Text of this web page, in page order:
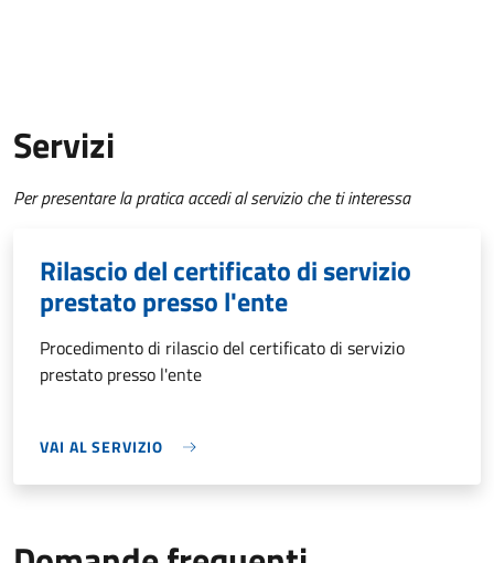
Servizi
Per presentare la pratica accedi al servizio che ti interessa
Rilascio del certificato di servizio
prestato presso l'ente
Procedimento di rilascio del certificato di servizio
prestato presso l'ente
VAI AL SERVIZIO